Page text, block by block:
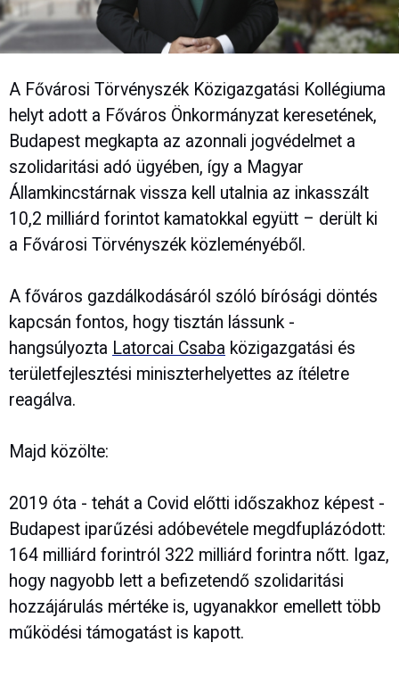
A Fővárosi Törvényszék Közigazgatási Kollégiuma
helyt adott a Főváros Önkormányzat keresetének,
Budapest megkapta az azonnali jogvédelmet a
szolidaritási adó ügyében, így a Magyar
Államkincstárnak vissza kell utalnia az inkasszált
10,2 milliárd forintot kamatokkal együtt – derült ki
a Fővárosi Törvényszék közleményéből.
A főváros gazdálkodásáról szóló bírósági döntés
kapcsán fontos, hogy tisztán lássunk -
hangsúlyozta Latorcai Csaba közigazgatási és
területfejlesztési miniszterhelyettes az ítéletre
reagálva.
Majd közölte:
2019 óta - tehát a Covid előtti időszakhoz képest -
Budapest iparűzési adóbevétele megdfuplázódott:
164 milliárd forintról 322 milliárd forintra nőtt. Igaz,
hogy nagyobb lett a befizetendő szolidaritási
hozzájárulás mértéke is, ugyanakkor emellett több
működési támogatást is kapott.